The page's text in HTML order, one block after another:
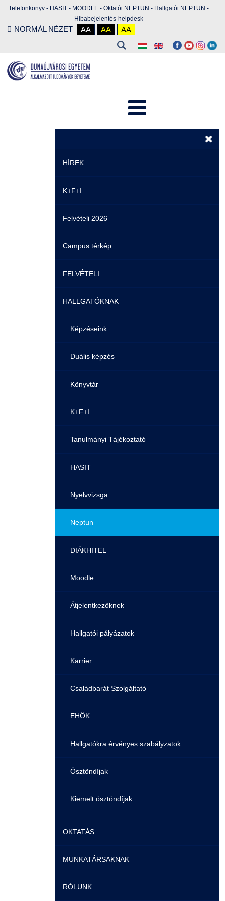
Telefonkönyv - HASIT - MOODLE - Oktatói NEPTUN - Hallgatói NEPTUN -
Hibabejelentés-helpdesk
NORMÁL NÉZET AA AA AA
HÍREK
Hírek
Események
Videók
Álláshirdetések
K+F+I
Felvételi 2026
Campus térkép
FELVÉTELI
Pontozási rendszer szabályai
Felvetteknek
Képzéseink
Duális képzés
Átjelentkezés
Gyakori Kérdések
Pályaorientációs tanácsadás
MTMI Szakok
Sportolóként egyetemista
HALLGATÓKNAK
Képzéseink
Duális képzés
Könyvtár
K+F+I
Tanulmányi Tájékoztató
HASIT
Nyelvvizsga
Neptun
DIÁKHITEL
Moodle
Átjelentkezőknek
Hallgatói pályázatok
Karrier
Családbarát Szolgáltató
EHÖK
Hallgatókra érvényes szabályzatok
Ösztöndíjak
Kiemelt ösztöndíjak
Nemzetközi Lehetőségek
Szolgáltatások
Fordítási Szolgáltatások
OKTATÁS
Képzéseink
Duális képzés
MUNKATÁRSAKNAK
Képzéseink
RÓLUNK